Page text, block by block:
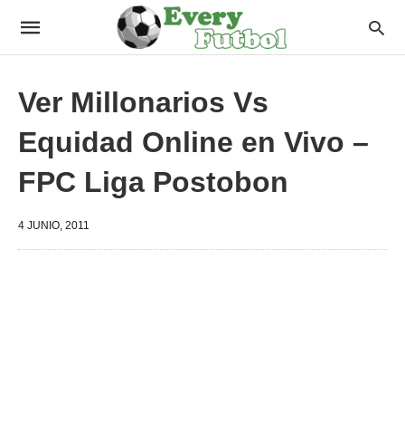
Ver Millonarios Vs
Equidad Online en Vivo –
FPC Liga Postobon
4 JUNIO, 2011